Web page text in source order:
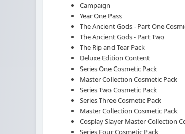
Campaign
Year One Pass
The Ancient Gods - Part One
The Ancient Gods - Part Two
The Rip and Tear Pack
Deluxe Edition Content
Series One Cosmetic Pack
Master Collection Cosmetic Pack
Series Two Cosmetic Pack
Series Three Cosmetic Pack
Master Collection Cosmetic Pack
Cosplay Slayer Master Collection
Series Four Cosmetic Pack